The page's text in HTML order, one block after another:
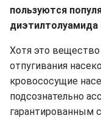
пользуются
диэтилтолуамида
Хотя это
отпугивания
кровососущие
подсознательно